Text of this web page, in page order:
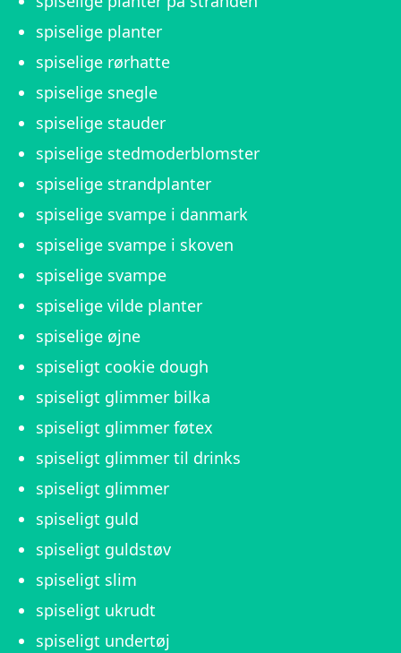
spiselige planter
spiselige rørhatte
spiselige snegle
spiselige stauder
spiselige stedmoderblomster
spiselige strandplanter
spiselige svampe i danmark
spiselige svampe i skoven
spiselige svampe
spiselige vilde planter
spiselige øjne
spiseligt cookie dough
spiseligt glimmer bilka
spiseligt glimmer føtex
spiseligt glimmer til drinks
spiseligt glimmer
spiseligt guld
spiseligt guldstøv
spiseligt slim
spiseligt ukrudt
spiseligt undertøj